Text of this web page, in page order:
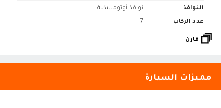
النوافذ
نوافذ أوتوماتيكية
عدد الركاب
7
قارن
مميزات السيارة